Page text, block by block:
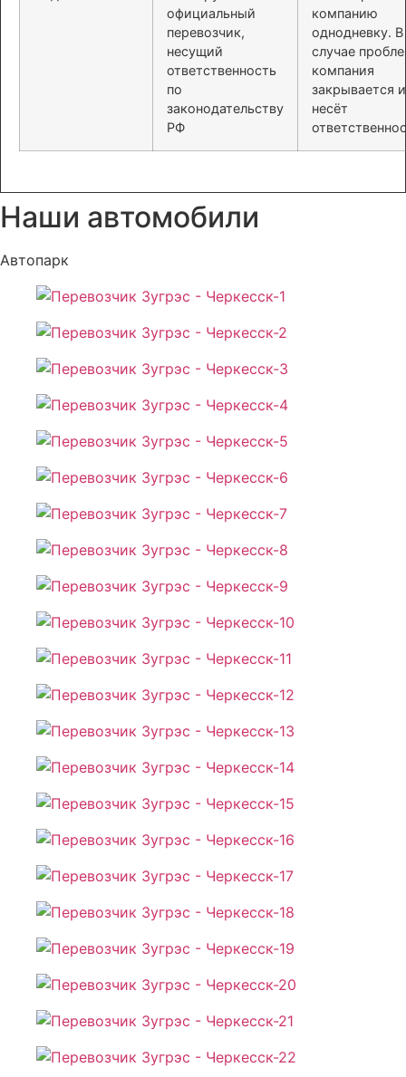
официальный
перевозчик,
несущий
ответственность
по
законодательству
РФ
компанию
однодневку. В
случае
компания
закрывается
несёт
Наши автомобили
Автопарк